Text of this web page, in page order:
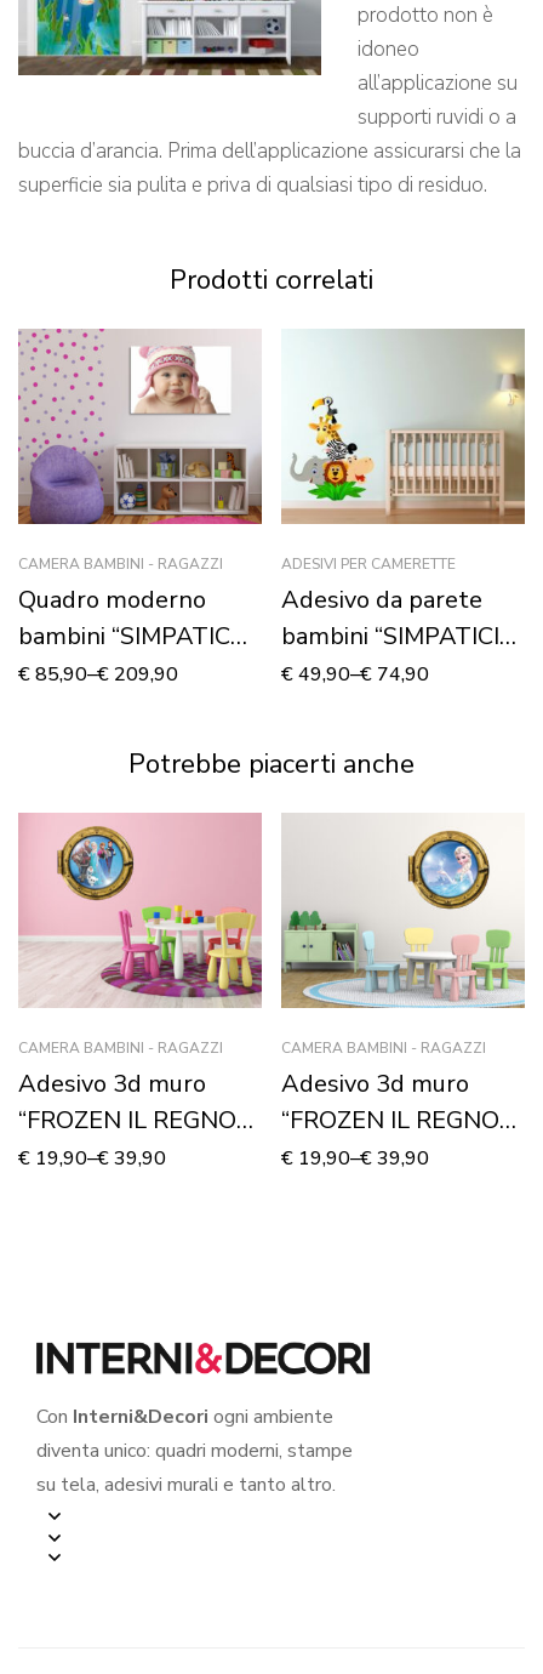
prodotto non è
idoneo
all’applicazione su
supporti ruvidi o a
buccia d’arancia. Prima dell’applicazione assicurarsi che la
superficie sia pulita e priva di qualsiasi tipo di residuo.
Prodotti correlati
CAMERA BAMBINI - RAGAZZI
Quadro moderno
bambini “SIMPATICA
DOLCEZZA”
€85,90–€ 209,90
ADESIVI PER CAMERETTE
Adesivo da parete
bambini “SIMPATICI
ANIMALI” – Adesivo
€49,90–€ 74,90
Potrebbe piacerti anche
CAMERA BAMBINI - RAGAZZI
Adesivo 3d muro
“FROZEN IL REGNO
DI GHIACCIO” –
€ 19,90–€39,90
CAMERA BAMBINI - RAGAZZI
Adesivo 3d muro
“FROZEN IL REGNO
DI GHIACCIO: ELSA” –
€ 19,90–€39,90
Con Interni&Decori ogni ambiente
diventa unico: quadri moderni, stampe
su tela, adesivi murali e tanto altro.